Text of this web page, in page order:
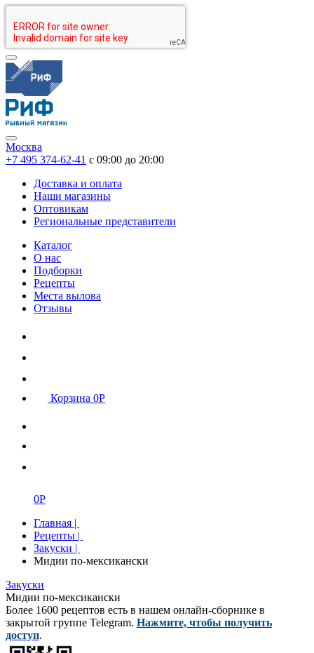
Москва
+7 495 374-62-41 c 09:00 до 20:00
Доставка и оплата
Наши магазины
Оптовикам
Региональные представители
Каталог
О нас
Подборки
Рецепты
Места вылова
Отзывы
Корзина 0Р
0Р
Главная |
Рецепты |
Закуски |
Мидии по-мексикански
Закуски
Мидии по-мексикански
Более 1600 рецептов есть в нашем онлайн-сборнике в
закрытой группе Telegram. Нажмите, чтобы получить
доступ.